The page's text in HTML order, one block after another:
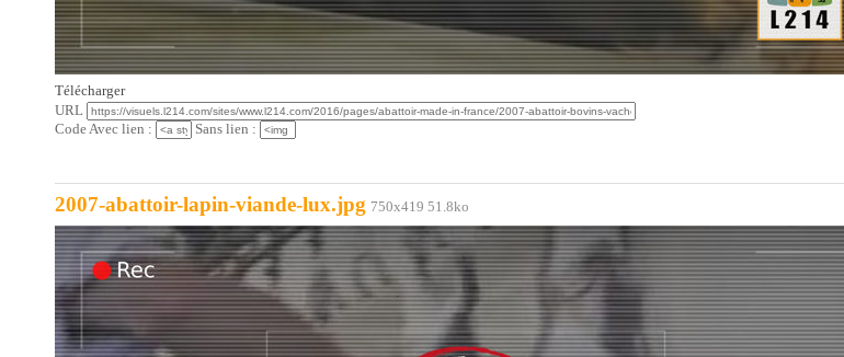
Télécharger
URL
Code Avec lien :
Sans lien :
2007-abattoir-lapin-viande-lux.jpg 750x419 51.8ko